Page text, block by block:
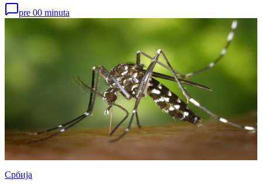
pre 00 minuta
Србија